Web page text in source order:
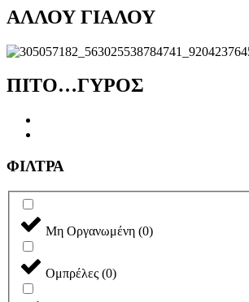
ΑΛΛΟΥ ΓΙΑΛΟΥ
ΠΙΤΟ…ΓΥΡΟΣ
ΦΙΛΤΡΑ
Μη Οργανωμένη (0)
Ομπρέλες (0)